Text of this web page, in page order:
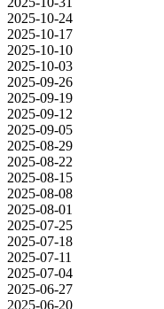
2025-10-24
2025-10-17
2025-10-10
2025-10-03
2025-09-26
2025-09-19
2025-09-12
2025-09-05
2025-08-29
2025-08-22
2025-08-15
2025-08-08
2025-08-01
2025-07-25
2025-07-18
2025-07-11
2025-07-04
2025-06-27
2025-06-20